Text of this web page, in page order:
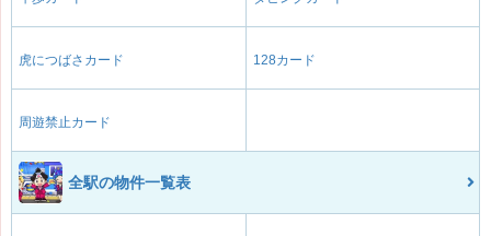
虎につばさカード 128カード
周遊禁止カード
全駅の物件一覧表